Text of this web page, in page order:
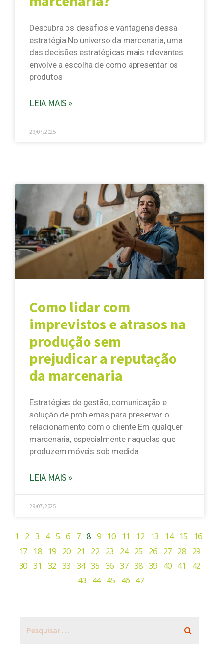
Descubra os desafios e vantagens dessa
estratégia No universo da marcenaria, uma
das decisões estratégicas mais relevantes
envolve a escolha de como apresentar os
produtos
LEIA MAIS »
29/07/2025
Como lidar com
imprevistos e atrasos na
produção sem
prejudicar a reputação
da marcenaria
Estratégias de gestão, comunicação e
solução de problemas para preservar o
relacionamento com o cliente Em qualquer
marcenaria, especialmente naquelas que
produzem móveis sob medida
LEIA MAIS »
29/07/2025
1 2 3 4 5 6 7 8 9 10 11 12 13 14 15
16
17 18 19 20 21 22 23 24 25 26 27 28
29
30 31 32 33 34 35 36 37 38 39 40 41
42
43
44 45 46 47